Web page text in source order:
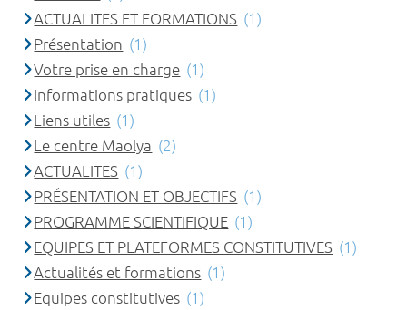
ACTUALITES ET FORMATIONS (1)
Présentation (1)
Votre prise en charge (1)
Informations pratiques (1)
Liens utiles (1)
Le centre Maolya (2)
ACTUALITES (1)
PRÉSENTATION ET OBJECTIFS (1)
PROGRAMME SCIENTIFIQUE (1)
EQUIPES ET PLATEFORMES CONSTITUTIVES (1)
Actualités et formations (1)
Equipes constitutives (1)